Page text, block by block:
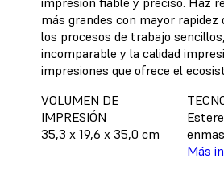
más grandes con mayor rapidez
los procesos de trabajo
incomparable y la calidad
impresiones que ofrece el
VOLUMEN DE
IMPRESIÓN
35,3 x 19,6 x 35,0 cm
Más